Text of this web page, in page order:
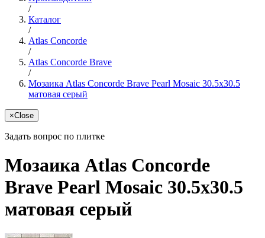
/
Каталог
/
Atlas Concorde
/
Atlas Concorde Brave
/
Мозаика Atlas Concorde Brave Pearl Mosaic 30.5x30.5
матовая серый
×Close
Задать вопрос по плитке
Мозаика Atlas Concorde
Brave Pearl Mosaic 30.5x30.5
матовая серый